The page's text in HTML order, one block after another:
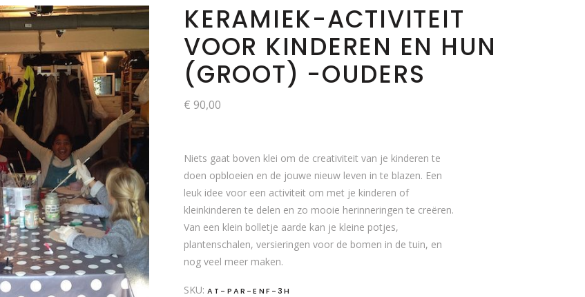
KERAMIEK-ACTIVITEIT
VOOR KINDEREN EN HUN
(GROOT) -OUDERS
€ 90,00
Niets gaat boven klei om de creativiteit van je kinderen te
doen opbloeien en de jouwe nieuw leven in te blazen. Een
leuk idee voor een activiteit om met je kinderen of
kleinkinderen te delen en zo mooie herinneringen te creëren.
Van een klein bolletje aarde kan je kleine potjes,
plantenschalen, versieringen voor de bomen in de tuin, en
nog veel meer maken.
SKU: AT-PAR-ENF-3H